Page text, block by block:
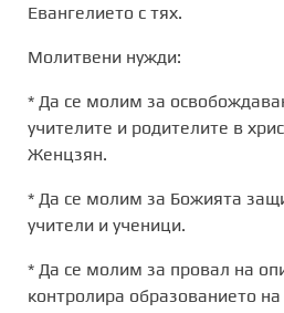
Евангелието с тях.
Молитвени нужди:
* Да се молим за
учителите и родителите в
Женцзян.
* Да се молим за Божията
учители и ученици.
* Да се молим за провал на
контролира образованието